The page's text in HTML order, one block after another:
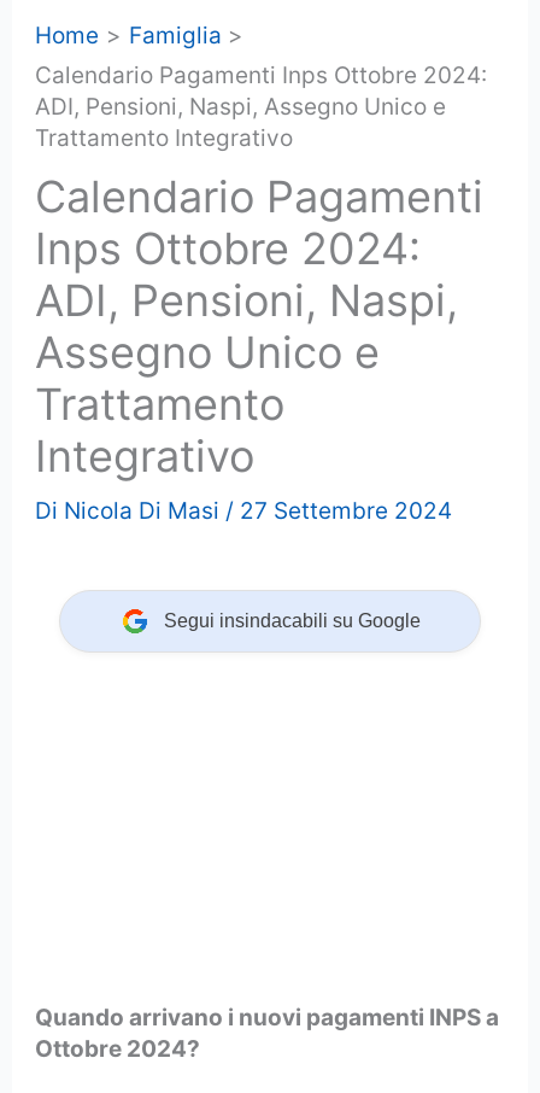
Home
Famiglia
Calendario Pagamenti Inps Ottobre 2024:
ADI, Pensioni, Naspi, Assegno Unico e
Trattamento Integrativo
Calendario Pagamenti
Inps Ottobre 2024:
ADI, Pensioni, Naspi,
Assegno Unico e
Trattamento
Integrativo
Di Nicola Di Masi / 27 Settembre 2024
Segui insindacabili su Google
Quando arrivano i nuovi pagamenti INPS a
Ottobre 2024?